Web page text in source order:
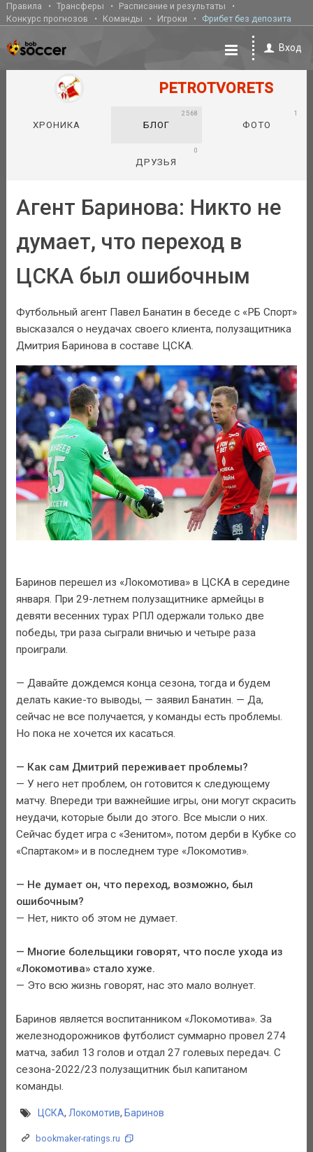
Правила Трансферы
Расписание и результаты
Конкурс прогнозов
Команды Игроки Фрибет без депозита
Вход
PETROTVORETS
ХРОНИКА БЛОГ
2568
ФОТО
1
ДРУЗЬЯ
0
Агент Баринова: Никто не
думает, что переход в
ЦСКА был ошибочным
Футбольный агент Павел Банатин в беседе с «РБ Спорт»
высказался о неудачах своего клиента, полузащитника
Дмитрия Баринова в составе ЦСКА.
Баринов перешел из «Локомотива» в ЦСКА в середине
января. При 29-летнем полузащитнике армейцы в
девяти весенних турах РПЛ одержали только две
победы, три раза сыграли вничью и четыре раза
проиграли.
— Давайте дождемся конца сезона, тогда и будем
делать какие-то выводы, — заявил Банатин. — Да,
сейчас не все получается, у команды есть проблемы.
Но пока не хочется их касаться.
— Как сам Дмитрий переживает проблемы?
— У него нет проблем, он готовится к следующему
матчу. Впереди три важнейшие игры, они могут скрасить
неудачи, которые были до этого. Все мысли о них.
Сейчас будет игра с «Зенитом», потом дерби в Кубке со
«Спартаком» и в последнем туре «Локомотив».
— Не думает он, что переход, возможно, был
ошибочным?
— Нет, никто об этом не думает.
— Многие болельщики говорят, что после ухода из
«Локомотива» стало хуже.
— Это всю жизнь говорят, нас это мало волнует.
Баринов является воспитанником «Локомотива». За
железнодорожников футболист суммарно провел 274
матча, забил 13 голов и отдал 27 голевых передач. С
сезона-2022/23 полузащитник был капитаном
команды.
ЦСКА, Локомотив, Баринов
bookmaker-ratings.ru